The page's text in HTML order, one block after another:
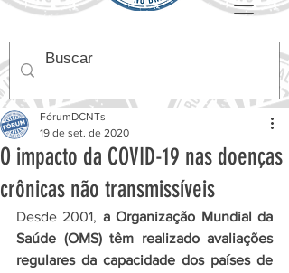
O impacto da COVID-19 nas doenças
crônicas não transmissíveis
FórumDCNTs
19 de set. de 2020
Desde 2001, a Organização Mundial da
Saúde (OMS) têm realizado avaliações
regulares da capacidade dos países de